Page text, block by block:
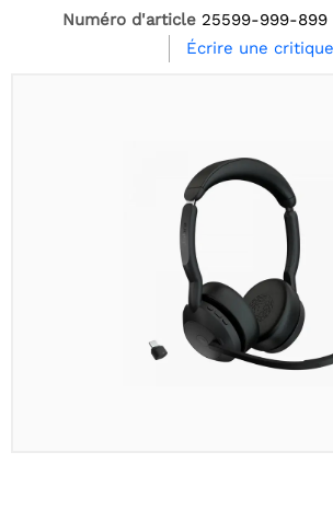
Numéro d'article 25599-999-899
Écrire une critique